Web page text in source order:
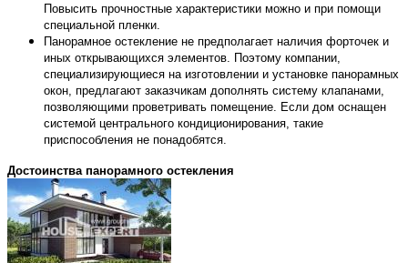
Повысить прочностные характеристики можно и при помощи
специальной пленки.
Панорамное остекление не предполагает наличия форточек и
иных открывающихся элементов. Поэтому компании,
специализирующиеся на изготовлении и установке панорамных
окон, предлагают заказчикам дополнять систему клапанами,
позволяющими проветривать помещение. Если дом оснащен
системой центрального кондиционирования, такие
приспособления не понадобятся.
Достоинства панорамного остекления